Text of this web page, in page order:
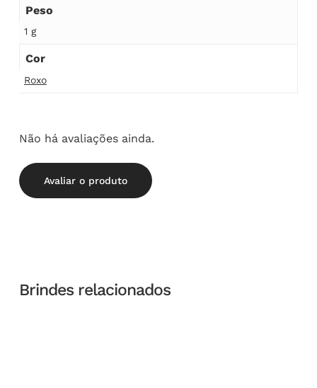
Peso
1 g
Cor
Roxo
Não há avaliações ainda.
Avaliar o produto
Brindes relacionados